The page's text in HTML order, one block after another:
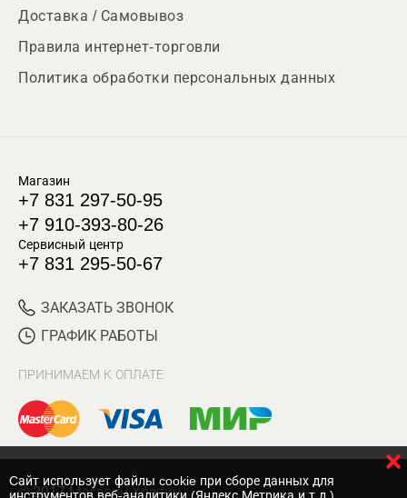
Доставка / Самовывоз
Правила интернет-торговли
Политика обработки персональных данных
Магазин
+7 831 297-50-95
+7 910-393-80-26
Сервисный центр
+7 831 295-50-67
ЗАКАЗАТЬ ЗВОНОК
ГРАФИК РАБОТЫ
ПРИНИМАЕМ К ОПЛАТЕ
© 2017 Магазин Хозяин
Cайт использует файлы cookie при сборе данных для